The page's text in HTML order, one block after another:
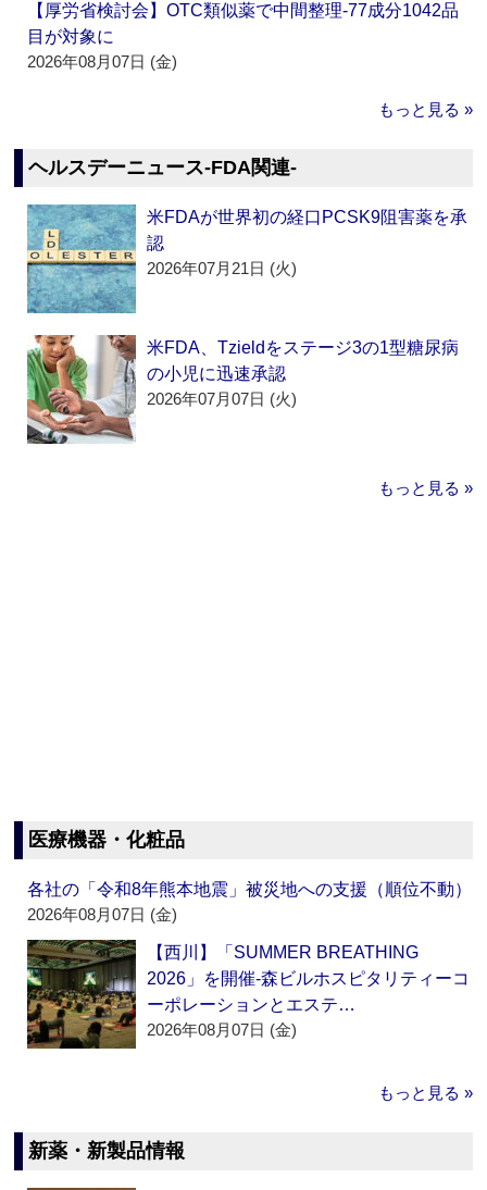
【厚労省検討会】OTC類似薬で中間整理‐77成分1042品
目が対象に
2026年08月07日 (金)
もっと見る »
ヘルスデーニュース‐FDA関連‐
米FDAが世界初の経口PCSK9阻害薬を承
認
2026年07月21日 (火)
米FDA、Tzieldをステージ3の1型糖尿病
の小児に迅速承認
2026年07月07日 (火)
もっと見る »
医療機器・化粧品
各社の「令和8年熊本地震」被災地への支援（順位不動）
2026年08月07日 (金)
【西川】「SUMMER BREATHING
2026」を開催‐森ビルホスピタリティーコ
ーポレーションとエステ…
2026年08月07日 (金)
もっと見る »
新薬・新製品情報